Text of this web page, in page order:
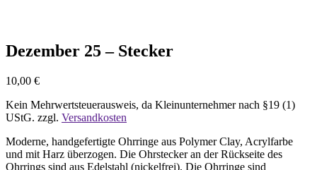
Dezember 25 – Stecker
10,00 €
Kein Mehrwertsteuerausweis, da Kleinunternehmer nach §19 (1)
UStG. zzgl. Versandkosten
Moderne, handgefertigte Ohrringe aus Polymer Clay, Acrylfarbe
und mit Harz überzogen. Die Ohrstecker an der Rückseite des
Ohrrings sind aus Edelstahl (nickelfrei). Die Ohrringe sind